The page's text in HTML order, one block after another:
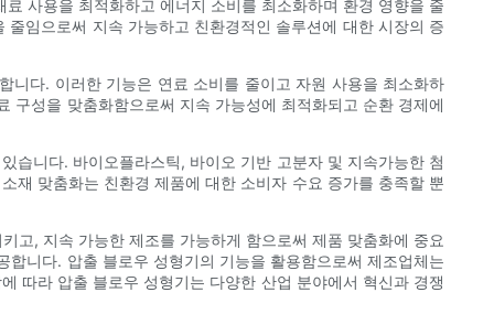
사용을 최적화하고 에너지 소비를 최소화하며 환경 영향을 줄
임으로써 지속 가능하고 친환경적인 솔루션에 대한 시장의 증
니다. 이러한 기능은 연료 소비를 줄이고 자원 사용을 최소화하
구성을 맞춤화함으로써 지속 가능성에 최적화되고 순환 경제에
습니다. 바이오플라스틱, 바이오 기반 고분자 및 지속가능한 첨
재 맞춤화는 친환경 제품에 대한 소비자 수요 증가를 충족할 뿐
고, 지속 가능한 제조를 가능하게 함으로써 제품 맞춤화에 중요
니다. 압출 블로우 성형기의 기능을 활용함으로써 제조업체는
따라 압출 블로우 성형기는 다양한 산업 분야에서 혁신과 경쟁